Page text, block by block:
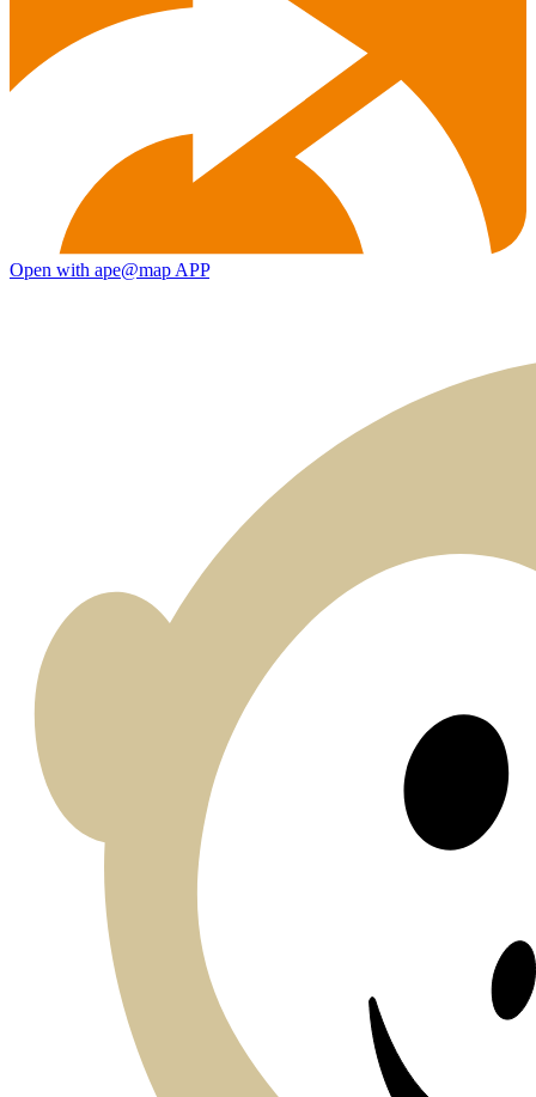
Open with ape@map APP